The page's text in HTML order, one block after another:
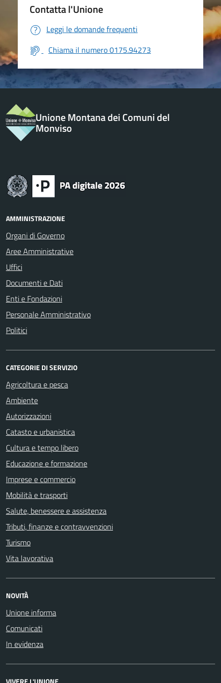
Contatta l'Unione
Leggi le domande frequenti
Chiama il numero 0175.94273
Unione Montana dei Comuni del
Monviso
AMMINISTRAZIONE
Organi di Governo
Aree Amministrative
Uffici
Documenti e Dati
Enti e Fondazioni
Personale Amministrativo
Politici
CATEGORIE DI SERVIZIO
Agricoltura e pesca
Ambiente
Autorizzazioni
Catasto e urbanistica
Cultura e tempo libero
Educazione e formazione
Imprese e commercio
Mobilità e trasporti
Salute, benessere e assistenza
Tributi, finanze e contravvenzioni
Turismo
Vita lavorativa
NOVITÀ
Unione informa
Comunicati
In evidenza